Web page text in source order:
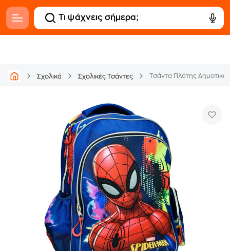
Σχολικά Σχολικές Τσάντες Τσάντα Πλάτης